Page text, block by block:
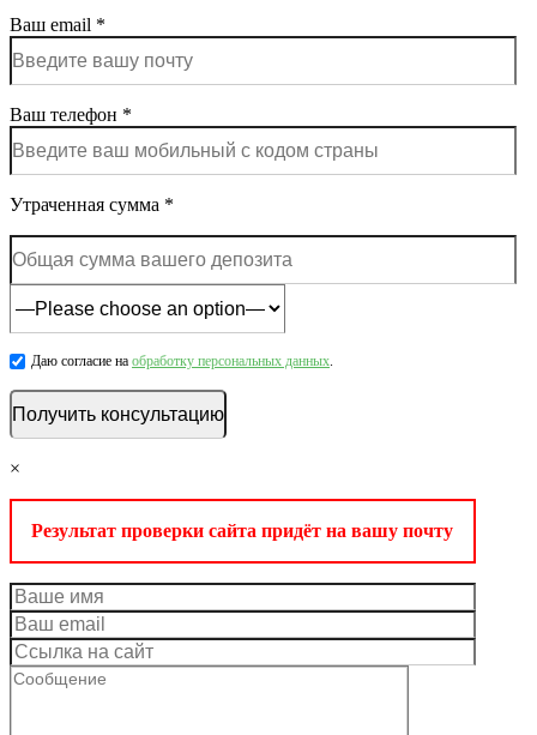
Ваш email *
Ваш телефон *
Утраченная сумма *
Даю согласие на обработку персональных данных.
×
Результат проверки сайта придёт на вашу почту